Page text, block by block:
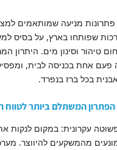
פתרונות מניעה שמותאמים
טיהור וסינון מים. היתרון
פעם אחת בכניסה לבית,
בכל ברז בנפרד.
המשתלם ביותר לטווח
עקרונית: במקום לנקות
מהמשקעים להיווצר.